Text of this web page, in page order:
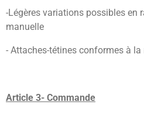
-Légères variations possibles en
manuelle
- Attaches-tétines conformes à la
Article 3- Commande